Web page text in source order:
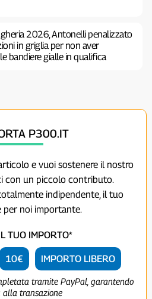
2026, Antonelli penalizzato
in griglia per non aver
bandiere gialle in qualifica
P300.IT
e vuoi sostenere il nostro
con un piccolo contributo.
indipendente, il tuo
per noi importante.
TUO IMPORTO*
10€ IMPORTO LIBERO
tramite PayPal, garantendo
alla transazione